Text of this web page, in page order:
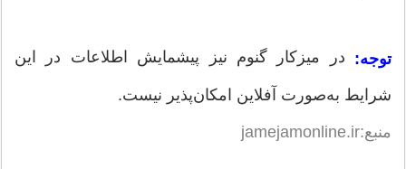
توجه: در میزکار گنوم نیز پیشمایش اطلاعات در این
شرایط به‌صورت آفلاین امکان‌پذیر نیست.
منبع:jamejamonline.ir